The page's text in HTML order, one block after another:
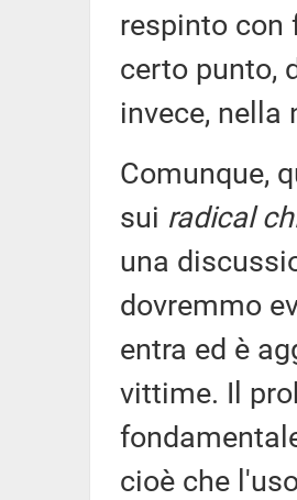
respinto con
certo punto,
invece,
Comunque,
sui radical
una
dovremmo
entra ed è
vittime. Il
cioè che